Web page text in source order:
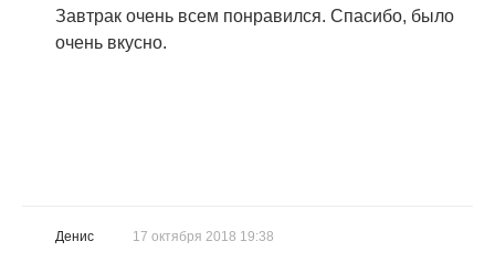
Завтрак очень всем понравился. Спасибо, было
очень вкусно.
Денис 17 октября 2018 19:38